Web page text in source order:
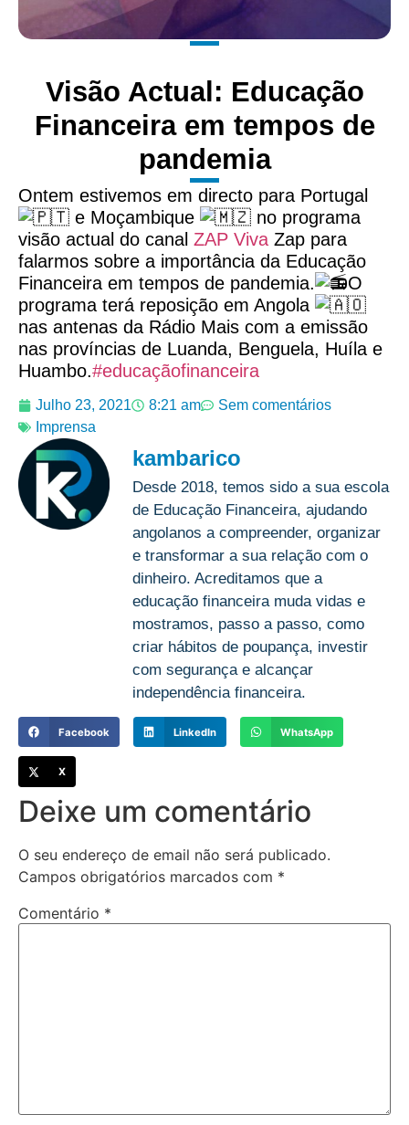
Visão Actual: Educação
Financeira em tempos de
pandemia
Ontem estivemos em directo para Portugal
e Moçambique
no programa
visão actual do canal ZAP Viva Zap para
falarmos sobre a importância da Educação
Financeira em tempos de pandemia.
O
programa terá reposição em Angola
nas antenas da Rádio Mais com a emissão
nas províncias de Luanda, Benguela, Huíla e
Huambo.#educaçãofinanceira
Julho 23, 2021 8:21 am
Sem comentários
Imprensa
kambarico
Desde 2018, temos sido a sua escola
de Educação Financeira, ajudando
angolanos a compreender, organizar
e transformar a sua relação com o
dinheiro. Acreditamos que a
educação financeira muda vidas e
mostramos, passo a passo, como
criar hábitos de poupança, investir
com segurança e alcançar
independência financeira.
Facebook LinkedIn WhatsApp
X
Deixe um comentário
O seu endereço de email não será publicado.
Campos obrigatórios marcados com *
Comentário *